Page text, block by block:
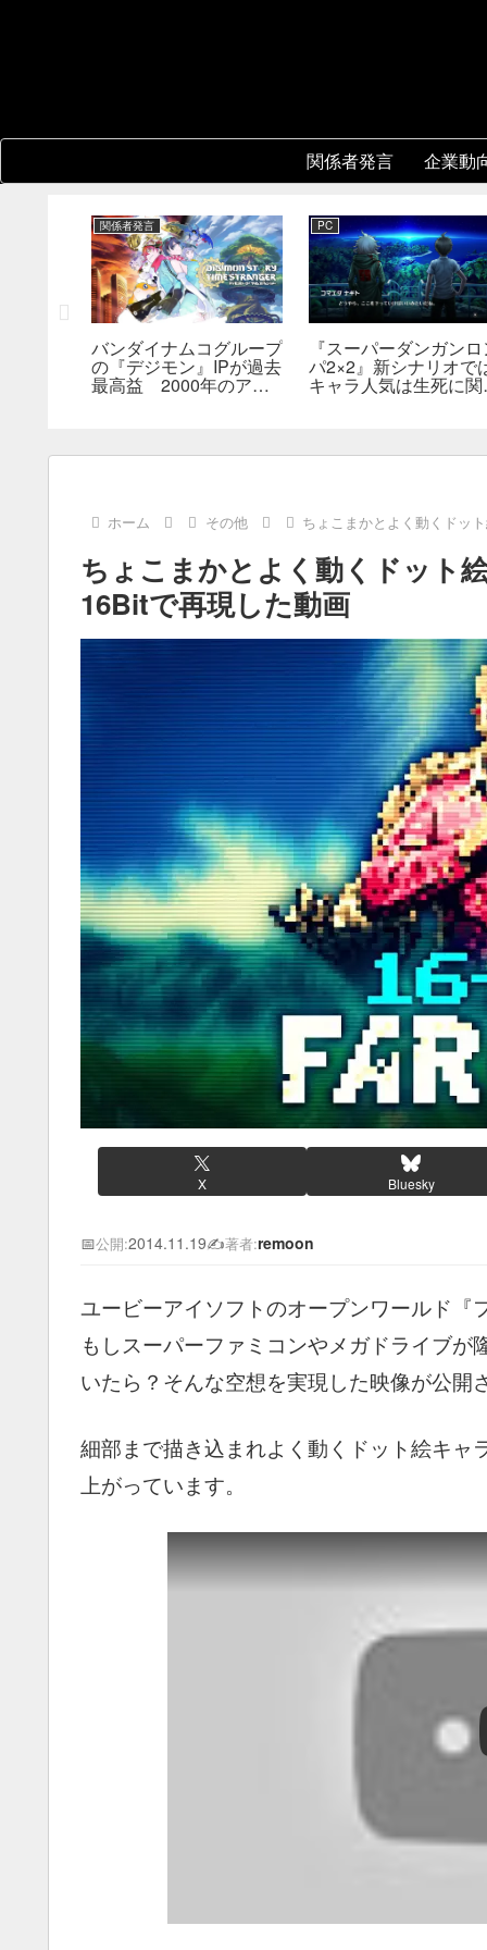
関係者発言 企業動
関係者発言
バンダイナムコグループ
の『デジモン』IPが過去
最高益 2000年のアニ
PC
『スーパーダンガン
パ2×2』新シナリオで
キャラ人気は生死に関
ホーム その他 ちょこまかとよく動くドッ
ちょこまかとよく動くドット
16Bitで再現した動画
X Bluesky
📅公開:2014.11.19✍️著者:remoon
ユービーアイソフトのオープンワールド
もしスーパーファミコンやメガドライブ
いたら？そんな空想を実現した映像が公開
細部まで描き込まれよく動くドット絵キ
上がっています。